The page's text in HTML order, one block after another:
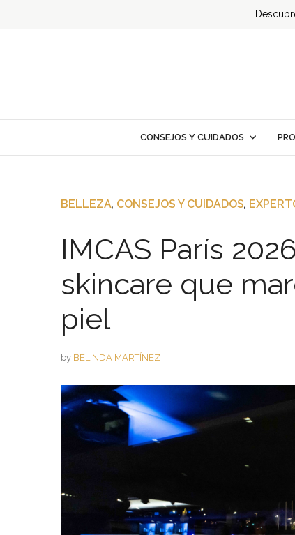
CONSEJOS Y CUIDADOS
BELLEZA, CONSEJOS Y CUIDADOS,
IMCAS París
skincare que
piel
by BELINDA MARTÍNEZ